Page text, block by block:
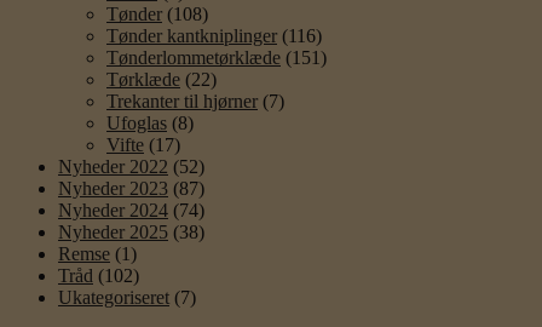
Tønder (108)
Tønder kantkniplinger (116)
Tønderlommetørklæde (151)
Tørklæde (22)
Trekanter til hjørner (7)
Ufoglas (8)
Vifte (17)
Nyheder 2022 (52)
Nyheder 2023 (87)
Nyheder 2024 (74)
Nyheder 2025 (38)
Remse (1)
Tråd (102)
Ukategoriseret (7)